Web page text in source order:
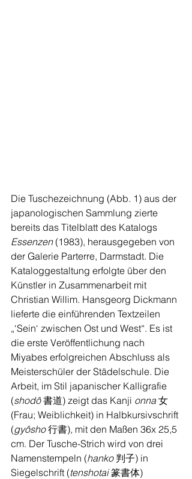
Die Tuschezeichnung (Abb. 1) aus der
japanologischen Sammlung zierte
bereits das Titelblatt des Katalogs
Essenzen (1983), herausgegeben von
der Galerie Parterre, Darmstadt. Die
Kataloggestaltung erfolgte über den
Künstler in Zusammenarbeit mit
Christian Willim. Hansgeorg Dickmann
lieferte die einführenden Textzeilen
„‘Sein‘ zwischen Ost und West“. Es ist
die erste Veröffentlichung nach
Miyabes erfolgreichen Abschluss als
Meisterschüler der Städelschule. Die
Arbeit, im Stil japanischer Kalligrafie
(shodô 書道) zeigt das Kanji onna 女
(Frau; Weiblichkeit) in Halbkursivschrift
(gyôsho 行書), mit den Maßen 36x 25,5
cm. Der Tusche-Strich wird von drei
Namenstempeln (hanko 判子) in
Siegelschrift (tenshotai 篆書体)